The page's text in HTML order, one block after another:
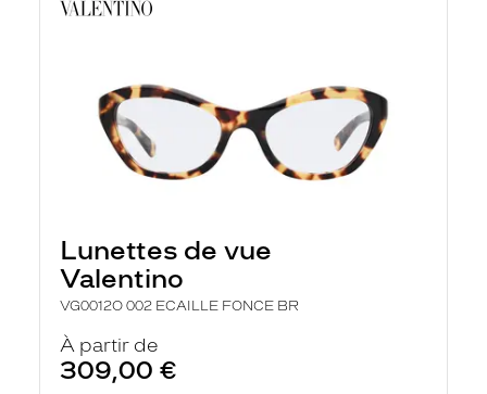
Lunettes de vue
Valentino
VG0012O 002 ECAILLE FONCE BR
À partir de
309,00 €